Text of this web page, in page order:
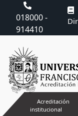
018000 -
914410
Acreditación
institucional